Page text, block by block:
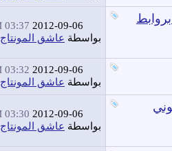
2012-09-06
03:37 PM
بواسطة عاشق المونتاج
2012-09-06
03:32 PM
بواسطة عاشق المونتاج
2012-09-06
03:30 PM
بواسطة عاشق المونتاج